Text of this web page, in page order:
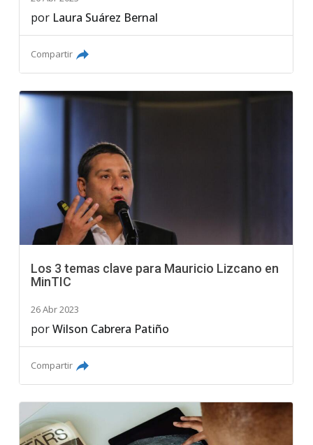
por Laura Suárez Bernal
Compartir
Los 3 temas clave para Mauricio Lizcano en
MinTIC
26 Abr 2023
porWilson Cabrera Patiño
Compartir